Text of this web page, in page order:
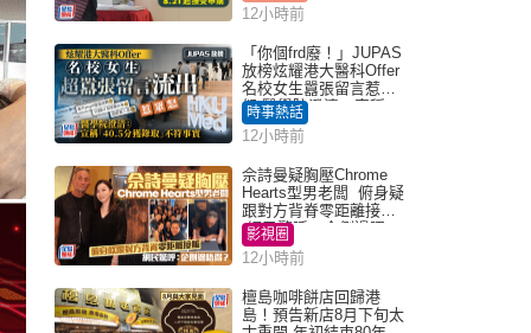
12小時前
「你個frd廢！」JUPAS
放榜炫耀港大醫科Offer
名校女生囂張留言惹眾
怒 醫學院澄清：宣稱
「40.5分獲錄取」不符事
實｜Juicy叮
時事熱話
12小時前
佘詩曼疑胸壓Chrome
Hearts型男老闆 俯身疑
跟對方背脊零距離接觸
網民驚呼：企側邊唔
得？
影視圈
12小時前
檀島咖啡餅店回歸港
島！預告新店8月下旬太